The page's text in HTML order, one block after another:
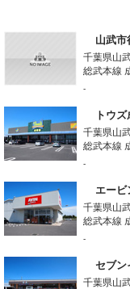
山武市
千葉県山
総武本線
-
トウ
千葉県山
総武本線
-
エービ
千葉県山
総武本線
-
セブン
千葉県山